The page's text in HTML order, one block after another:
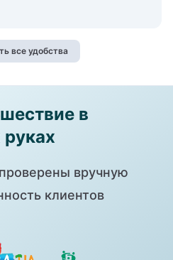
все удобства
в
вручную
клиентов